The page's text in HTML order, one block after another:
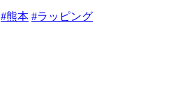
#熊本 #ラッピング